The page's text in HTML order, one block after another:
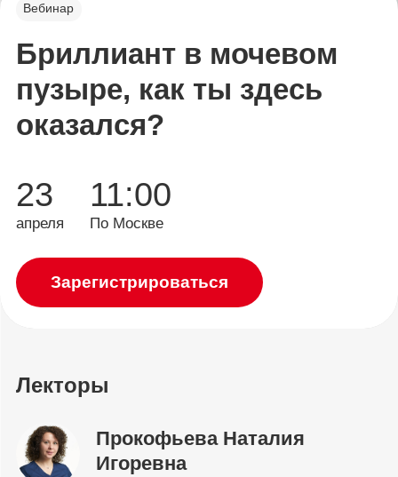
Вебинар
Бриллиант в мочевом
пузыре, как ты здесь
оказался?
23
апреля
11:00
По Москве
Зарегистрироваться
Лекторы
Прокофьева Наталия
Игоревна